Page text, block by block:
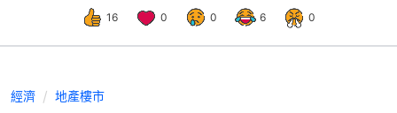
16 0 0 6 0
經濟 地產樓市